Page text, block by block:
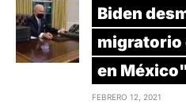
Biden
migratorio
en
FEBRERO 12, 2021